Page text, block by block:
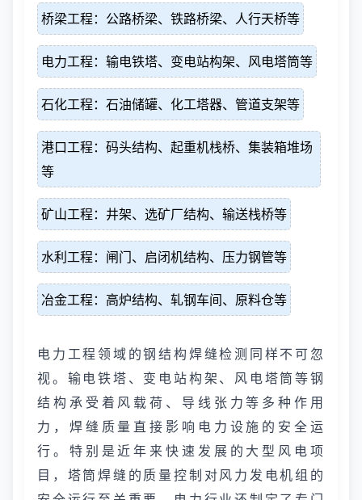
桥梁工程：公路桥梁、铁路桥梁、人行天桥等
电力工程：输电铁塔、变电站构架、风电塔筒等
石化工程：石油储罐、化工塔器、管道支架等
港口工程：码头结构、起重机栈桥、集装箱堆场
等
矿山工程：井架、选矿厂结构、输送栈桥等
水利工程：闸门、启闭机结构、压力钢管等
冶金工程：高炉结构、轧钢车间、原料仓等
电力工程领域的钢结构焊缝检测同样不可忽
视。输电铁塔、变电站构架、风电塔筒等钢
结构承受着风载荷、导线张力等多种作用
力，焊缝质量直接影响电力设施的安全运
行。特别是近年来快速发展的大型风电项
目，塔筒焊缝的质量控制对风力发电机组的